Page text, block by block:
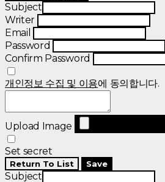
Subject
Writer
Email
Password
Confirm Password
개인정보 수집 및 이용에 동의합니다.
Upload Image
Set secret
Return To List Save
Subject